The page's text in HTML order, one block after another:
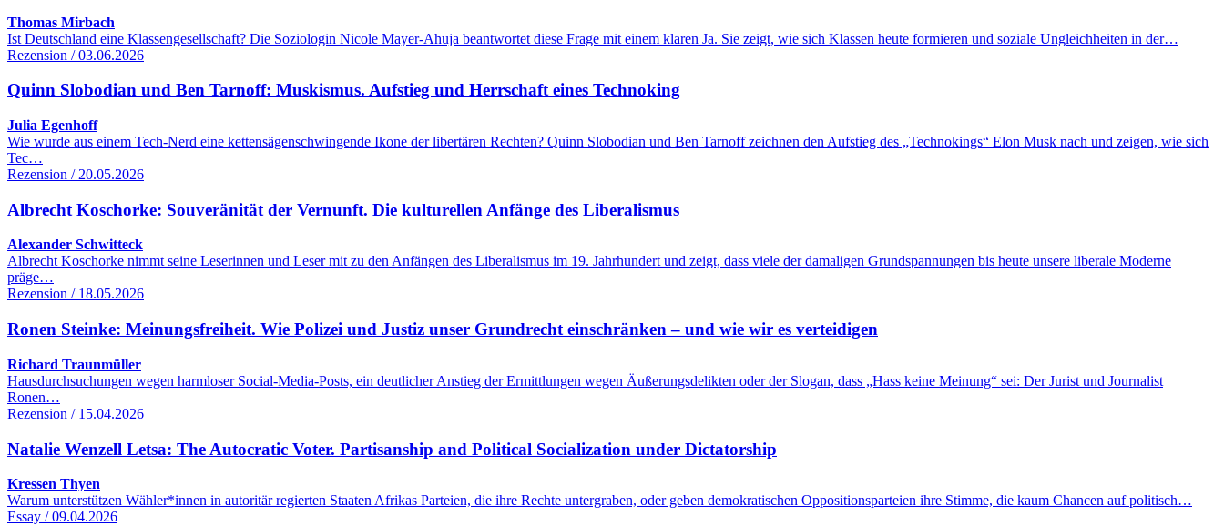
Thomas Mirbach
Ist Deutschland eine Klassengesellschaft? Die Soziologin Nicole Mayer-Ahuja beantwortet diese Frage mit einem klaren Ja. Sie zeigt, wie sich Klassen heute formieren und soziale Ungleichheiten in der…
Rezension / 03.06.2026
Quinn Slobodian und Ben Tarnoff: Muskismus. Aufstieg und Herrschaft eines Technoking
Julia Egenhoff
Wie wurde aus einem Tech-Nerd eine kettensägenschwingende Ikone der libertären Rechten? Quinn Slobodian und Ben Tarnoff zeichnen den Aufstieg des „Technokings“ Elon Musk nach und zeigen, wie sich
Tec…
Rezension / 20.05.2026
Albrecht Koschorke: Souveränität der Vernunft. Die kulturellen Anfänge des Liberalismus
Alexander Schwitteck
Albrecht Koschorke nimmt seine Leserinnen und Leser mit zu den Anfängen des Liberalismus im 19. Jahrhundert und zeigt, dass viele der damaligen Grundspannungen bis heute unsere liberale Moderne
präge…
Rezension / 18.05.2026
Ronen Steinke: Meinungsfreiheit. Wie Polizei und Justiz unser Grundrecht einschränken – und wie wir es verteidigen
Richard Traunmüller
Hausdurchsuchungen wegen harmloser Social-Media-Posts, ein deutlicher Anstieg der Ermittlungen wegen Äußerungsdelikten oder der Slogan, dass „Hass keine Meinung“ sei: Der Jurist und Journalist
Ronen…
Rezension / 15.04.2026
Natalie Wenzell Letsa: The Autocratic Voter. Partisanship and Political Socialization under Dictatorship
Kressen Thyen
Warum unterstützen Wähler*innen in autoritär regierten Staaten Afrikas Parteien, die ihre Rechte untergraben, oder geben demokratischen Oppositionsparteien ihre Stimme, die kaum Chancen auf politisch…
Essay / 09.04.2026